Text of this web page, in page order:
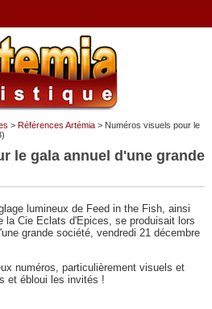
> Références Artémia> Numéros visuels pour le
le gala annuel d'une grande
lumineux de Feed in the Fish, ainsi
la Cie Eclats d'Epices, se produisait lors
grande société, vendredi 21 décembre
numéros, particulièrement visuels et
et ébloui les invités !